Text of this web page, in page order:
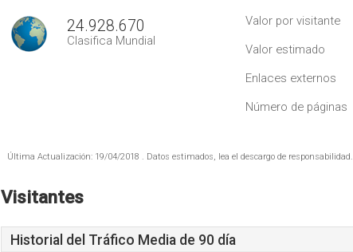
24.928.670
Clasifica Mundial
Valor por visitante
Valor estimado
Enlaces externos
Número de páginas
Última Actualización: 19/04/2018 . Datos estimados, lea el descargo de responsabilidad.
Visitantes
Historial del Tráfico Media de 90 día